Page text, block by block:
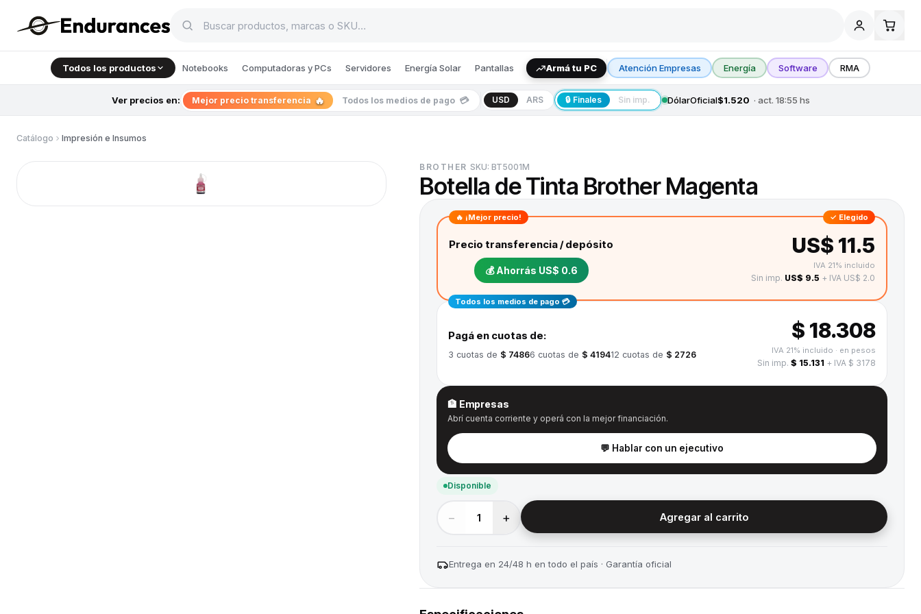
Todos los productos Notebooks Computadoras y PCs Servidores Energía Solar Pantallas Armá tu PC Atención Empresas Energía Software RMA
Ver precios en: Mejor precio transferencia 🔥 Todos los medios de pago 💳 USD ARS 🔒 Finales Sin imp. DólarOficial$1.520 · act. 18:55 hs
Catálogo Impresión e Insumos
BROTHER SKU: BT5001M
Botella de Tinta Brother Magenta
🔥 ¡Mejor precio! ✓ Elegido
Precio transferencia / depósito
💰 Ahorrás US$ 0.6
US$ 11.5
IVA 21% incluido
Sin imp. US$ 9.5 + IVA US$ 2.0
Todos los medios de pago 💳
Pagá en cuotas de:
3 cuotas de $ 74866 cuotas de $ 419412 cuotas de $ 2726
$ 18.308
IVA 21% incluido · en pesos
Sin imp. $ 15.131 + IVA $ 3178
🏦 Empresas
Abrí cuenta corriente y operá con la mejor financiación.
💬 Hablar con un ejecutivo
Disponible
− 1 + Agregar al carrito
Entrega en 24/48 h en todo el país · Garantía oficial